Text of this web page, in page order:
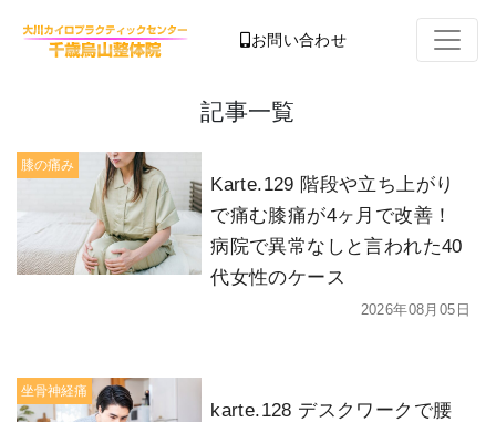
お問い合わせ
記事一覧
膝の痛み
Karte.129 階段や立ち上がり
で痛む膝痛が4ヶ月で改善！
病院で異常なしと言われた40
代女性のケース
2026年08月05日
坐骨神経痛
karte.128 デスクワークで腰